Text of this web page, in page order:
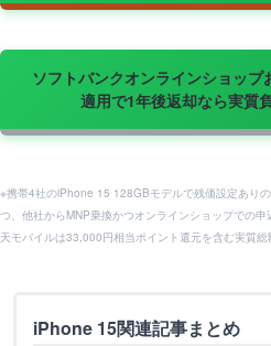
ソフトバンクオンラインショップ
適用で1年後返却なら実質
※携帯4社のiPhone 15 128GBモデルで残価設定あり
つ、他社からMNP乗換かつオンラインショップでの
天モバイルは33,000円相当ポイント還元を含む実質総
iPhone 15関連記事まとめ